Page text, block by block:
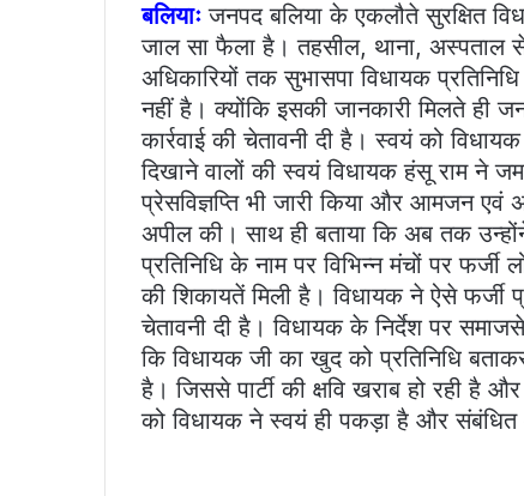
बलियाः जनपद बलिया के एकलौते सुरक्षित
जाल सा फैला है। तहसील, थाना, अस्पताल से
अधिकारियों तक सुभासपा विधायक
नहीं है। क्योंकि इसकी जानकारी मिलते ही
कार्रवाई की चेतावनी दी है। स्वयं को
दिखाने वालों की स्वयं विधायक हंसू राम ने
प्रेसविज्ञप्ति भी जारी किया और आमजन एवं
अपील की। साथ ही बताया कि अब तक
प्रतिनिधि के नाम पर विभिन्न मंचों पर
की शिकायतें मिली है। विधायक ने ऐसे फर्जी
चेतावनी दी है। विधायक के निर्देश पर
कि विधायक जी का खुद को प्रतिनिधि
है। जिससे पार्टी की क्षवि खराब हो रही है
को विधायक ने स्वयं ही पकड़ा है और